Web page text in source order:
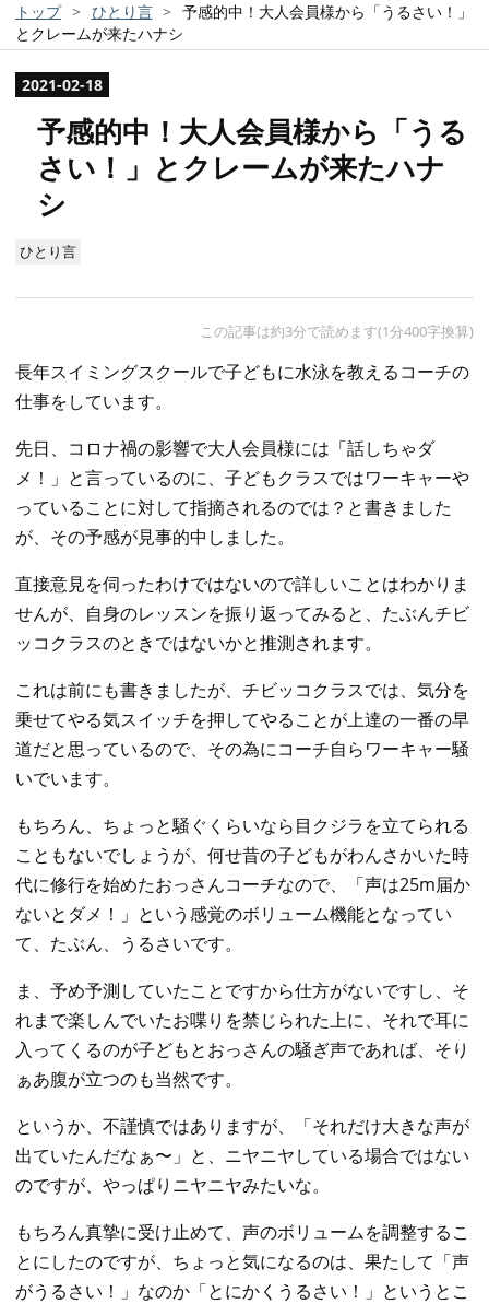
トップ > ひとり言 > 予感的中！大人会員様から「うるさい！」
とクレームが来たハナシ
2021-02-18
予感的中！大人会員様から「うる
さい！」とクレームが来たハナ
シ
ひとり言
この記事は約3分で読めます(1分400字換算)
長年スイミングスクールで子どもに水泳を教えるコーチの
仕事をしています。
先日、コロナ禍の影響で大人会員様には「話しちゃダ
メ！」と言っているのに、子どもクラスではワーキャーや
っていることに対して指摘されるのでは？と書きました
が、その予感が見事的中しました。
直接意見を伺ったわけではないので詳しいことはわかりま
せんが、自身のレッスンを振り返ってみると、たぶんチビ
ッコクラスのときではないかと推測されます。
これは前にも書きましたが、チビッコクラスでは、気分を
乗せてやる気スイッチを押してやることが上達の一番の早
道だと思っているので、その為にコーチ自らワーキャー騒
いでいます。
もちろん、ちょっと騒ぐくらいなら目クジラを立てられる
こともないでしょうが、何せ昔の子どもがわんさかいた時
代に修行を始めたおっさんコーチなので、「声は25m届か
ないとダメ！」という感覚のボリューム機能となってい
て、たぶん、うるさいです。
ま、予め予測していたことですから仕方がないですし、そ
れまで楽しんでいたお喋りを禁じられた上に、それで耳に
入ってくるのが子どもとおっさんの騒ぎ声であれば、そり
ぁあ腹が立つのも当然です。
というか、不謹慎ではありますが、「それだけ大きな声が
出ていたんだなぁ〜」と、ニヤニヤしている場合ではない
のですが、やっぱりニヤニヤみたいな。
もちろん真摯に受け止めて、声のボリュームを調整するこ
とにしたのですが、ちょっと気になるのは、果たして「声
がうるさい！」なのか「とにかくうるさい！」というとこ